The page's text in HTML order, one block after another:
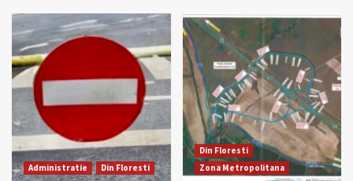
Administratie Din Floresti
Din Floresti
Zona Metropolitana